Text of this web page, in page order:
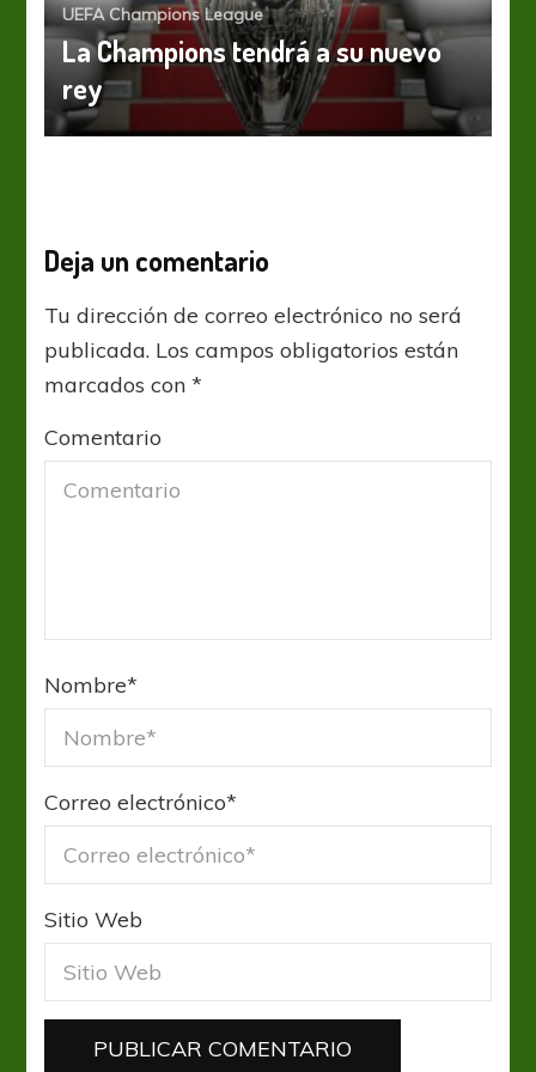
UEFA Champions League
La Champions tendrá a su nuevo
rey
Deja un comentario
Tu dirección de correo electrónico no será
publicada. Los campos obligatorios están
marcados con*
Comentario
Nombre*
Correo electrónico*
Sitio Web